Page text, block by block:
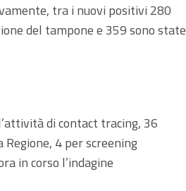
tra i nuovi positivi 280
del tampone e 359 sono state
di contact tracing, 36
4 per screening
in corso l’indagine